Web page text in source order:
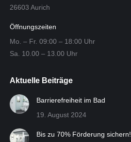
26603 Aurich
Öffnungszeiten
Mo. – Fr. 09:00 – 18:00 Uhr
Sa. 10.00 – 13.00 Uhr
Aktuelle Beiträge
Barrierefreiheit im Bad
19. August 2024
Bis zu 70% Förderung sichern!